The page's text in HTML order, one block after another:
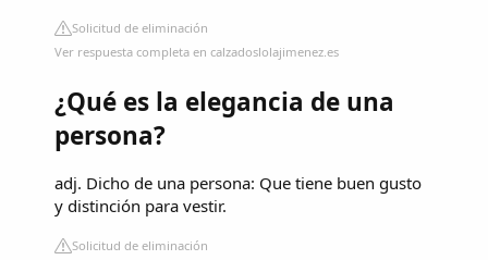
Solicitud de eliminación
Ver respuesta completa en calzadoslolajimenez.es
¿Qué es la elegancia de una
persona?
adj. Dicho de una persona: Que tiene buen gusto
y distinción para vestir.
Solicitud de eliminación